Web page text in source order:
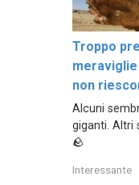
Troppo
non
Alcuni
giganti. Altri
🪨
Interessante